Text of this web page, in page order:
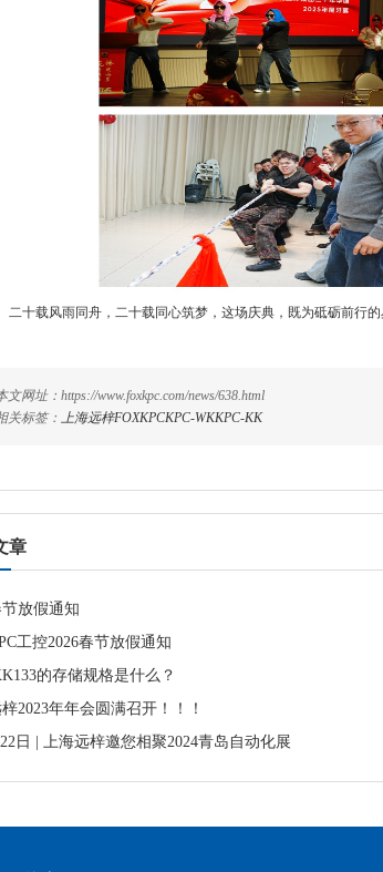
二十载风雨同舟，二十载同心筑梦，这场庆典，既为砥砺前行
文网址：https://www.foxkpc.com/news/638.html
关标签： 上海远梓FOXKPCKPC-WKKPC-KK
章
节放假通知
工控2026春节放假通知
的存储规格是什么？
2023年年会圆满召开！！！
日 | 上海远梓邀您相聚2024青岛自动化展